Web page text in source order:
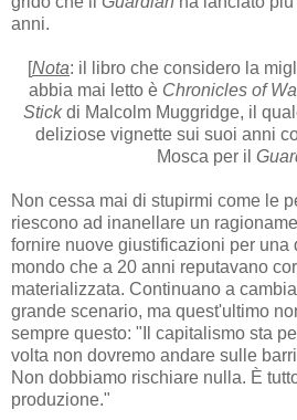
anni.
[Nota: il libro che considero la
abbia mai letto è Chronicles of
Stickdi Malcolm Muggridge, il
deliziose vignette sui suoi anni
Mosca per il
Non cessa mai di stupirmi come le
riescono ad inanellare un
fornire nuove giustificazioni per una
mondo che a 20 anni reputavano
materializzata. Continuano a
grande scenario, ma quest'ultimo
sempre questo: "Il capitalismo sta
volta non dovremo andare sulle
Non dobbiamo rischiare nulla. È
produzione."